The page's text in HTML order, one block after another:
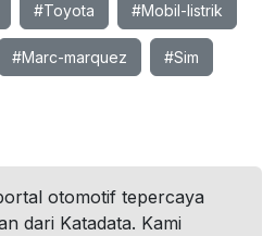
#Toyota #Mobil-listrik
#Marc-marquez #Sim
otomotif tepercaya
dari Katadata. Kami